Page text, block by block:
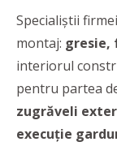
Specialiștii
montaj: gresie,
interiorul
pentru partea
zugrăveli
execuție